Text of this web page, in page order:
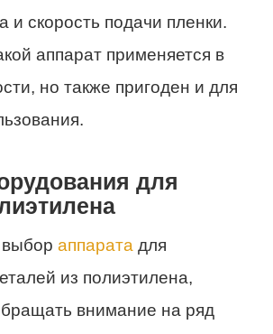
и скорость подачи пленки.
аппарат применяется в
но также пригоден и для
для
аппарата для
из полиэтилена,
внимание на ряд